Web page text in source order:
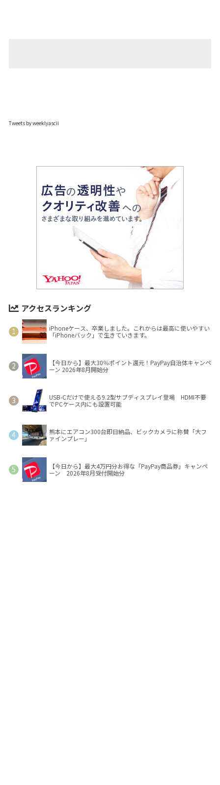
Tweets by weeklyascii
アクセスランキング
iPhoneケース、卒業しました。これからは最高に使いやすい
「iPhoneバック」で生きていきます。
【今日から】最大30％ポイント還元！PayPay自治体キャンペ
ーン 2026年8月開始分
USB-Cだけで使える9.2型サブディスプレイ登場 HDMI不要
でPCケース内にも設置可能
熊本にエアコン300台即日納品、ビックカメラに称賛「大フ
ァインプレー」
【今日から】最大4万円分お得な「PayPay商品券」キャンペ
ーン 2026年8月受付開始分